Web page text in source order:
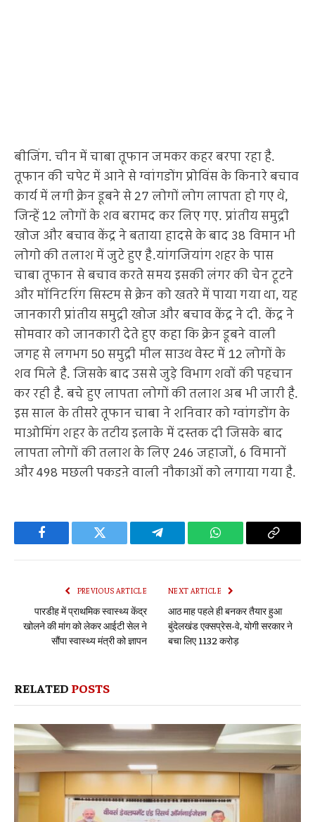
बीजिंग. चीन में चाबा तूफान जमकर कहर बरपा रहा है.
तूफान की चपेट में आने से ग्वांगडोंग प्रोविंस के किनारे बचाव
कार्य में लगी क्रेन डूबने से 27 लोगों लोग लापता हो गए थे,
जिन्हें 12 लोगों के शव बरामद कर लिए गए. प्रांतीय समुद्री
खोज और बचाव केंद्र ने बताया हादसे के बाद 38 विमान भी
लोगो की तलाश में जुटे हुए है.यांगजियांग शहर के पास
चाबा तूफान से बचाव करते समय इसकी लंगर की चेन टूटने
और मॉनिटरिंग सिस्टम से क्रेन को खतरे में पाया गया था, यह
जानकारी प्रांतीय समुद्री खोज और बचाव केंद्र ने दी. केंद्र ने
सोमवार को जानकारी देते हुए कहा कि क्रेन डूबने वाली
जगह से लगभग 50 समुद्री मील साउथ वेस्ट में 12 लोगों के
शव मिले है. जिसके बाद उससे जुड़े विभाग शवों की पहचान
कर रही है. बचे हुए लापता लोगों की तलाश अब भी जारी है.
इस साल के तीसरे तूफान चाबा ने शनिवार को ग्वांगडोंग के
माओमिंग शहर के तटीय इलाके में दस्तक दी जिसके बाद
लापता लोगों की तलाश के लिए 246 जहाजों, 6 विमानों
और 498 मछली पकडऩे वाली नौकाओं को लगाया गया है.
Facebook Twitter Telegram WhatsApp Copy
PREVIOUS ARTICLE
पारडीह में प्राथमिक स्वास्थ्य केंद्र
खोलने की मांग को लेकर आईटी सेल ने
सौंपा स्वास्थ्य मंत्री को ज्ञापन
NEXT ARTICLE
आठ माह पहले ही बनकर तैयार हुआ
बुंदेलखंड एक्सप्रेस-वे, योगी सरकार ने
बचा लिए 1132 करोड़
RELATED POSTS